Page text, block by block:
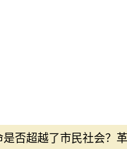
否超越了市民社会？